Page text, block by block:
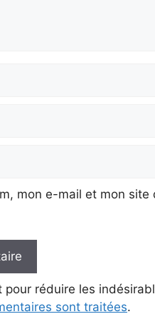
mon e-mail et mon
pour réduire les
sont traitées.